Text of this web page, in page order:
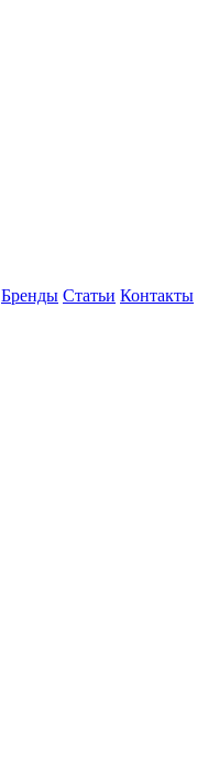
Бренды Статьи Контакты